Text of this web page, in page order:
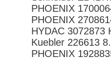
PHOENIX
PHOENIX
HYDAC 3072873
Kuebler 226613
PHOENIX